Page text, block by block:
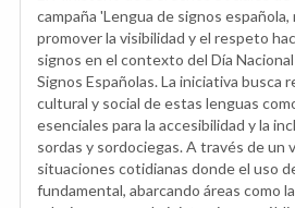
campaña 'Lengua de signos española,
promover la visibilidad y el respeto
signos en el contexto del Día
Signos Españolas. La iniciativa busca
cultural y social de estas lenguas
esenciales para la accesibilidad y la
sordas y sordociegas. A través de un
situaciones cotidianas donde el uso
fundamental, abarcando áreas como